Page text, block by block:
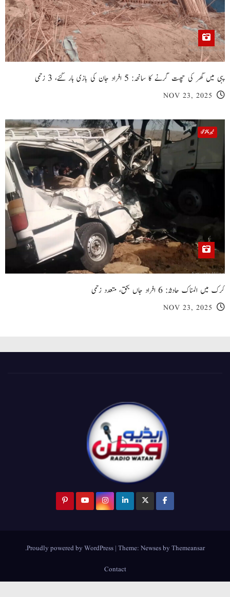
پبی میں گھر کی چھت گرنے کا سانحہ: 5 افراد جان کی بازی ہار گئے، 3 زخمی
NOV 23, 2025
خیبر پختونخوا
کرک میں المناک حادثہ: 6 افراد جاں بحق، متعدد زخمی
NOV 23, 2025
Proudly powered by WordPress |Theme:NewsesbyThemeansar
.
Contact